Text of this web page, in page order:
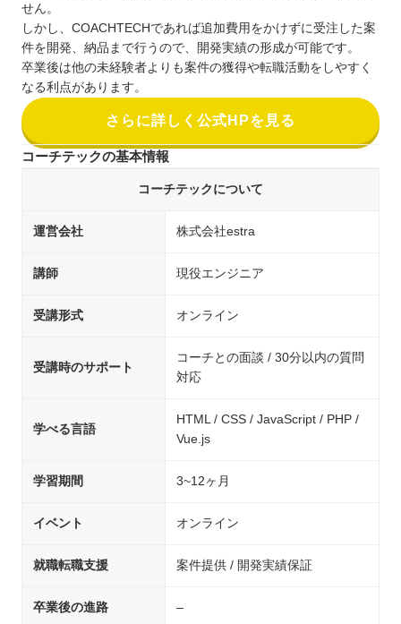
せん。
しかし、COACHTECHであれば追加費用をかけずに受注した案
件を開発、納品まで行うので、開発実績の形成が可能です。
卒業後は他の未経験者よりも案件の獲得や転職活動をしやすく
なる利点があります。
さらに詳しく公式HPを見る
コーチテックの基本情報
コーチテックについて
運営会社 株式会社estra
講師 現役エンジニア
受講形式 オンライン
受講時のサポート
コーチとの面談 / 30分以内の質問
対応
学べる言語
HTML / CSS / JavaScript / PHP /
Vue.js
学習期間 3~12ヶ月
イベント オンライン
就職転職支援 案件提供 / 開発実績保証
卒業後の進路 –